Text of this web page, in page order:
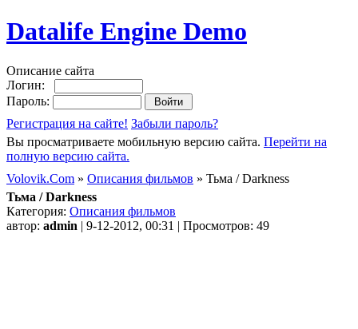
Datalife Engine Demo
Описание сайта
Логин:
Пароль:
Регистрация на сайте! Забыли пароль?
Вы просматриваете мобильную версию сайта. Перейти на
полную версию сайта.
Volovik.Com » Описания фильмов » Тьма / Darkness
Тьма / Darkness
Категория: Описания фильмов
автор: admin | 9-12-2012, 00:31 | Просмотров: 49